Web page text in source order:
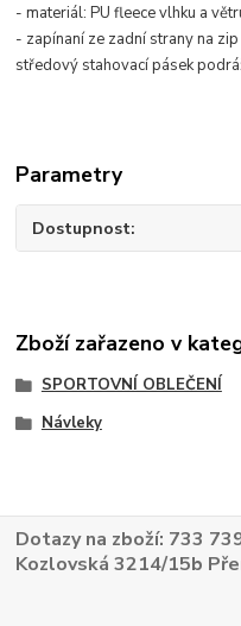
- materiál: PU fleece vlhku a
- zapínaní ze zadní strany na
středový stahovací pásek
Parametry
Dostupnost
Zboží zařazeno v
SPORTOVNÍ OBLEČENÍ
Návleky
Dotazy na zboží: 733
Kozlovská 3214/15b